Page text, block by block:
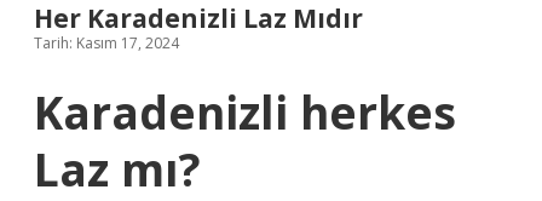
Her Karadenizli Laz Mıdır
Tarih: Kasım 17, 2024
Karadenizli herkes
Laz mı?